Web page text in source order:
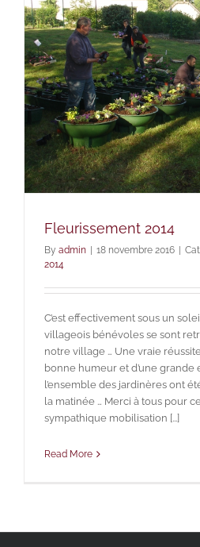
Fleurissement 2014
By admin | 18 novembre 2016 |
2014
C’est effectivement sous un
villageois bénévoles se sont
notre village … Une vraie
bonne humeur et d’une grande
l’ensemble des jardinères ont
la matinée … Merci à tous pour
sympathique mobilisation [...]
Read More